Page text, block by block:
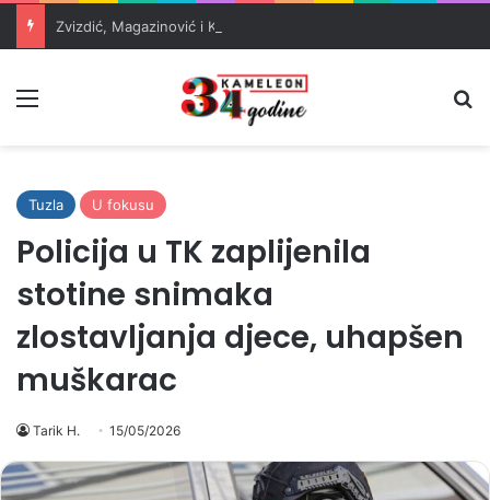
Tuzla U fokusu
Policija u TK zaplijenila
stotine snimaka
zlostavljanja djece, uhapšen
muškarac
Tarik H. 15/05/2026